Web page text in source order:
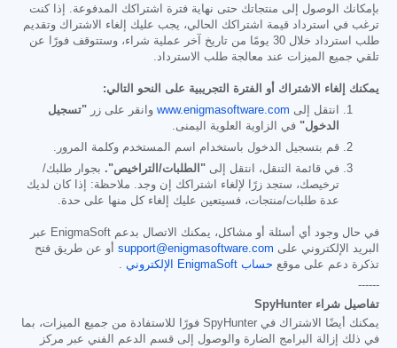
بإمكانك الوصول إلى منتجاتك حتى نهاية فترة اشتراكك المدفوعة. إذا كنت
ترغب في استرداد قيمة اشتراكك الحالي، يجب عليك إلغاء الاشتراك وتقديم
طلب استرداد خلال 30 يومًا من تاريخ آخر عملية شراء، وستتوقف فورًا عن
تلقي جميع الميزات عند معالجة طلب الاسترداد.
يمكنك إلغاء الاشتراك أو الفترة التجريبية على النحو التالي:
انتقل إلى www.enigmasoftware.com وانقر على زر "تسجيل
الدخول" في الزاوية العلوية اليمنى.
قم بتسجيل الدخول باستخدام اسم المستخدم وكلمة المرور.
في قائمة التنقل، انتقل إلى "الطلبات/التراخيص". بجوار طلبك/
ترخيصك، ستجد زرًا لإلغاء اشتراكك إن وجد. ملاحظة: إذا كان لديك
عدة طلبات/منتجات، فسيتعين عليك إلغاء كل منها على حدة.
في حال وجود أي أسئلة أو مشاكل، يمكنك الاتصال بدعم EnigmaSoft عبر
البريد الإلكتروني على support@enigmasoftware.com أو عن طريق فتح
تذكرة دعم على موقع حساب EnigmaSoft الإلكتروني
.
------
تفاصيل شراء SpyHunter
يمكنك أيضًا الاشتراك في SpyHunter فورًا للاستفادة من جميع الميزات، بما
في ذلك إزالة البرامج الضارة والوصول إلى قسم الدعم الفني عبر مركز